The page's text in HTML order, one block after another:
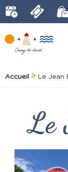
Accueil Le Jean
Le